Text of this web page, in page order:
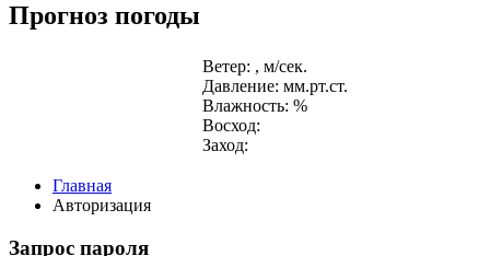
Прогноз погоды
Ветер: , м/сек.
Давление: мм.рт.ст.
Влажность: %
Восход:
Заход:
Главная
Авторизация
Запрос пароля